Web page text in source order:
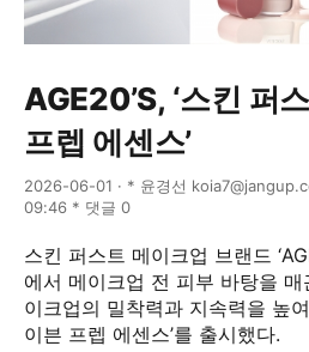
AGE20’S, ‘스킨 퍼
프렙 에센스’
2026-06-01 · * 윤경선
09:46 * 댓글 0
스킨 퍼스트 메이크업 브랜드
에서 메이크업 전 피부 바탕을
이크업의 밀착력과 지속력을 높
이븐 프렙 에센스’를 출시했다.